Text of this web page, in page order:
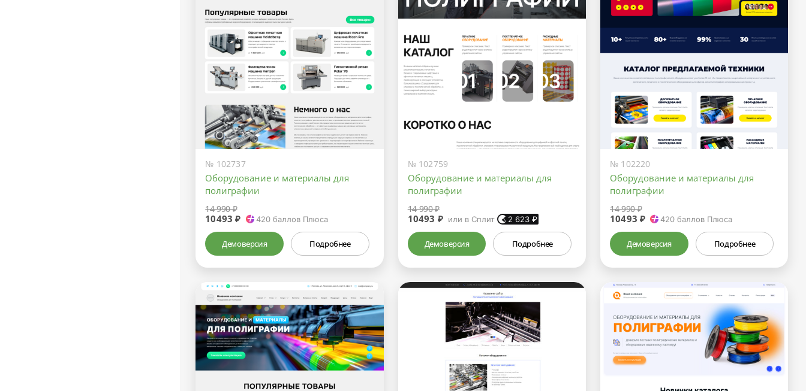
№ 102737
Оборудование и материалы для
полиграфии
14 990 ₽
10493 ₽ 420баллов Плюса
Демоверсия Подробнее
№ 102759
Оборудование и материалы для
полиграфии
14 990 ₽
10493 ₽ или в Сплит 2 623 ₽
Демоверсия Подробнее
№ 102220
Оборудование и материалы для
полиграфии
14 990 ₽
10493 ₽ 420 баллов Плюса
Демоверсия Подробнее